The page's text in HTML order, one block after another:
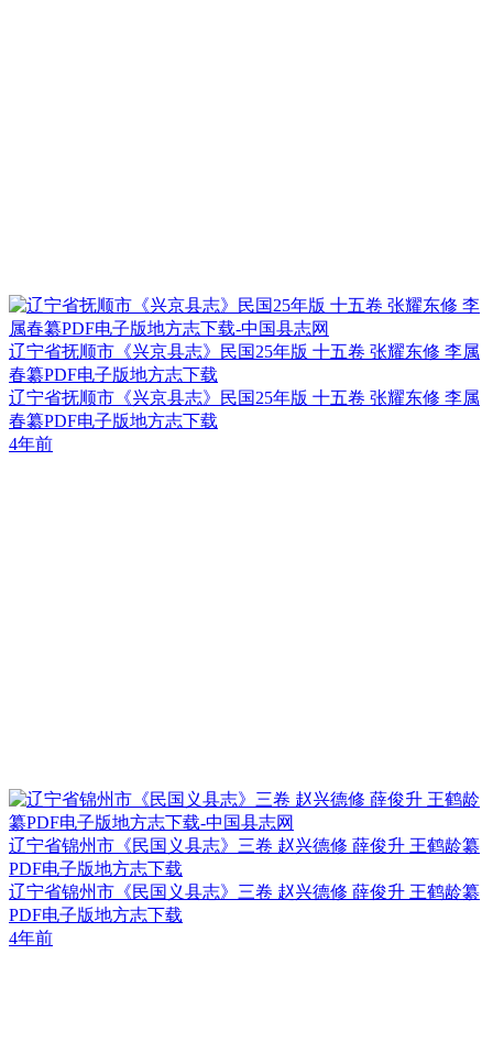
辽宁省抚顺市《兴京县志》民国25年版 十五卷 张耀东修 李属
春纂PDF电子版地方志下载
辽宁省抚顺市《兴京县志》民国25年版 十五卷 张耀东修 李属
春纂PDF电子版地方志下载
4年前
辽宁省锦州市《民国义县志》三卷 赵兴德修 薛俊升 王鹤龄纂
PDF电子版地方志下载
辽宁省锦州市《民国义县志》三卷 赵兴德修 薛俊升 王鹤龄纂
PDF电子版地方志下载
4年前